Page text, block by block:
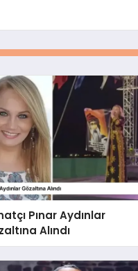
Pınar Aydınlar
Alındı